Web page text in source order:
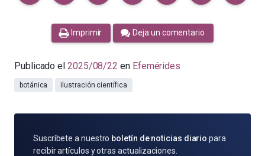
Imprimir Deja un comentario
Publicado el 2025/08/22 en Efemérides
botánica ilustración científica
SUSCRÍBETE
POR
Suscríbete a nuestro boletín de noticias diario para
recibir artículos y otras actualizaciones.